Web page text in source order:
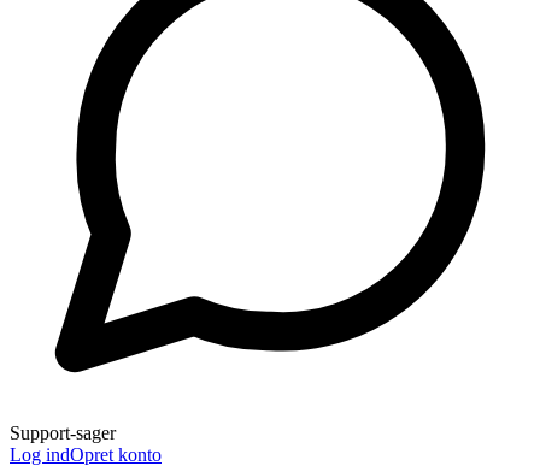
Support-sager
Log indOpret konto